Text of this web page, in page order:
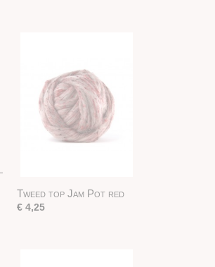
Tweed top Jam Pot red
€ 4,25